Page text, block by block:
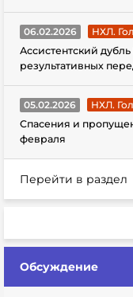
06.02.2026
НХЛ.
Ассистентский
результативных
05.02.2026
НХЛ.
Спасения и
февраля
Перейти в раздел
Обсуждение